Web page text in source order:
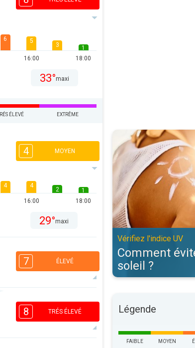
6 5
16:00
3
1
18:00
33°maxi
ÉLEVÉ EXTRÊME
4 MOYEN
4 4
16:00
2
1
18:00
29°maxi
7 ÉLEVÉ
16:00
3
31°maxi
8 TRÉS ÉLEVÉ
Comment éviter les
Vérifiez l'indice UV
Comment
soleil ?
Légende
FAIBLE MOYEN